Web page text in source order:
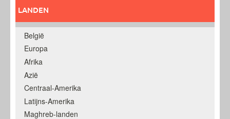
LANDEN
België
Europa
Afrika
Azië
Centraal-Amerika
Latijns-Amerika
Maghreb-landen